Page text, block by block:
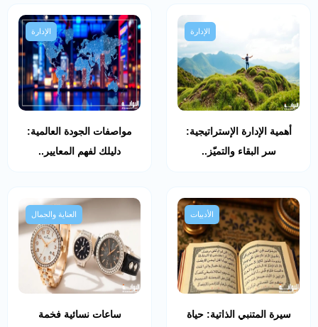
الإدارة
أهمية الإدارة الإستراتيجية:
سر البقاء والتميّز..
الإدارة
مواصفات الجودة العالمية:
دليلك لفهم المعايير..
الأدبيات
سيرة المتنبي الذاتية: حياة
العناية والجمال
ساعات نسائية فخمة